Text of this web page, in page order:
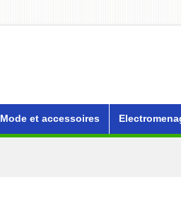
Mode et accessoires